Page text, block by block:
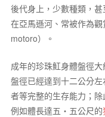
後代身上，少數種類，
在亞馬遜河、常被作為
motoro）。
成年的珍珠魟身體盤徑
盤徑已經達到十二公分
者等完整的生存能力；
例如體長達五・五公尺的